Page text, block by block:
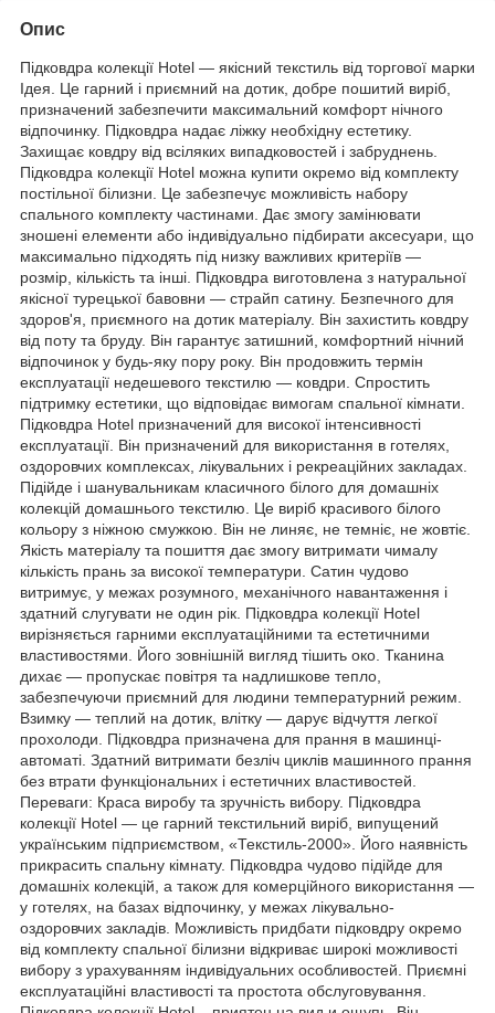
Опис
Підковдра колекції Hotel — якісний текстиль від торгової марки
Ідея. Це гарний і приємний на дотик, добре пошитий виріб,
призначений забезпечити максимальний комфорт нічного
відпочинку. Підковдра надає ліжку необхідну естетику.
Захищає ковдру від всіляких випадковостей і забруднень.
Підковдра колекції Hotel можна купити окремо від комплекту
постільної білизни. Це забезпечує можливість набору
спального комплекту частинами. Дає змогу замінювати
зношені елементи або індивідуально підбирати аксесуари, що
максимально підходять під низку важливих критеріїв —
розмір, кількість та інші. Підковдра виготовлена з натуральної
якісної турецької бавовни — страйп сатину. Безпечного для
здоров'я, приємного на дотик матеріалу. Він захистить ковдру
від поту та бруду. Він гарантує затишний, комфортний нічний
відпочинок у будь-яку пору року. Він продовжить термін
експлуатації недешевого текстилю — ковдри. Спростить
підтримку естетики, що відповідає вимогам спальної кімнати.
Підковдра Hotel призначений для високої інтенсивності
експлуатації. Він призначений для використання в готелях,
оздоровчих комплексах, лікувальних і рекреаційних закладах.
Підійде і шанувальникам класичного білого для домашніх
колекцій домашнього текстилю. Це виріб красивого білого
кольору з ніжною смужкою. Він не линяє, не темніє, не жовтіє.
Якість матеріалу та пошиття дає змогу витримати чималу
кількість прань за високої температури. Сатин чудово
витримує, у межах розумного, механічного навантаження і
здатний слугувати не один рік. Підковдра колекції Hotel
вирізняється гарними експлуатаційними та естетичними
властивостями. Його зовнішній вигляд тішить око. Тканина
дихає — пропускає повітря та надлишкове тепло,
забезпечуючи приємний для людини температурний режим.
Взимку — теплий на дотик, влітку — дарує відчуття легкої
прохолоди. Підковдра призначена для прання в машинці-
автоматі. Здатний витримати безліч циклів машинного прання
без втрати функціональних і естетичних властивостей.
Переваги: Краса виробу та зручність вибору. Підковдра
колекції Hotel — це гарний текстильний виріб, випущений
українським підприємством, «Текстиль-2000». Його наявність
прикрасить спальну кімнату. Підковдра чудово підійде для
домашніх колекцій, а також для комерційного використання —
у готелях, на базах відпочинку, у межах лікувально-
оздоровчих закладів. Можливість придбати підковдру окремо
від комплекту спальної білизни відкриває широкі можливості
вибору з урахуванням індивідуальних особливостей. Приємні
експлуатаційні властивості та простота обслуговування.